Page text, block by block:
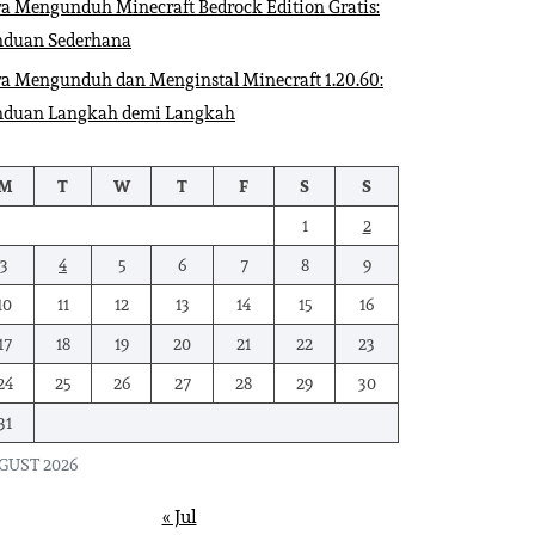
Mengunduh Minecraft Bedrock Edition Gratis:
Sederhana
Mengunduh dan Menginstal Minecraft 1.20.60:
Langkah demi Langkah
2026
T W T F S
S
1
2
3
4 5 6 7 8
9
11 12 13 14 15
16
18 19 20 21 22
23
25 26 27 28 29
30
« Jul